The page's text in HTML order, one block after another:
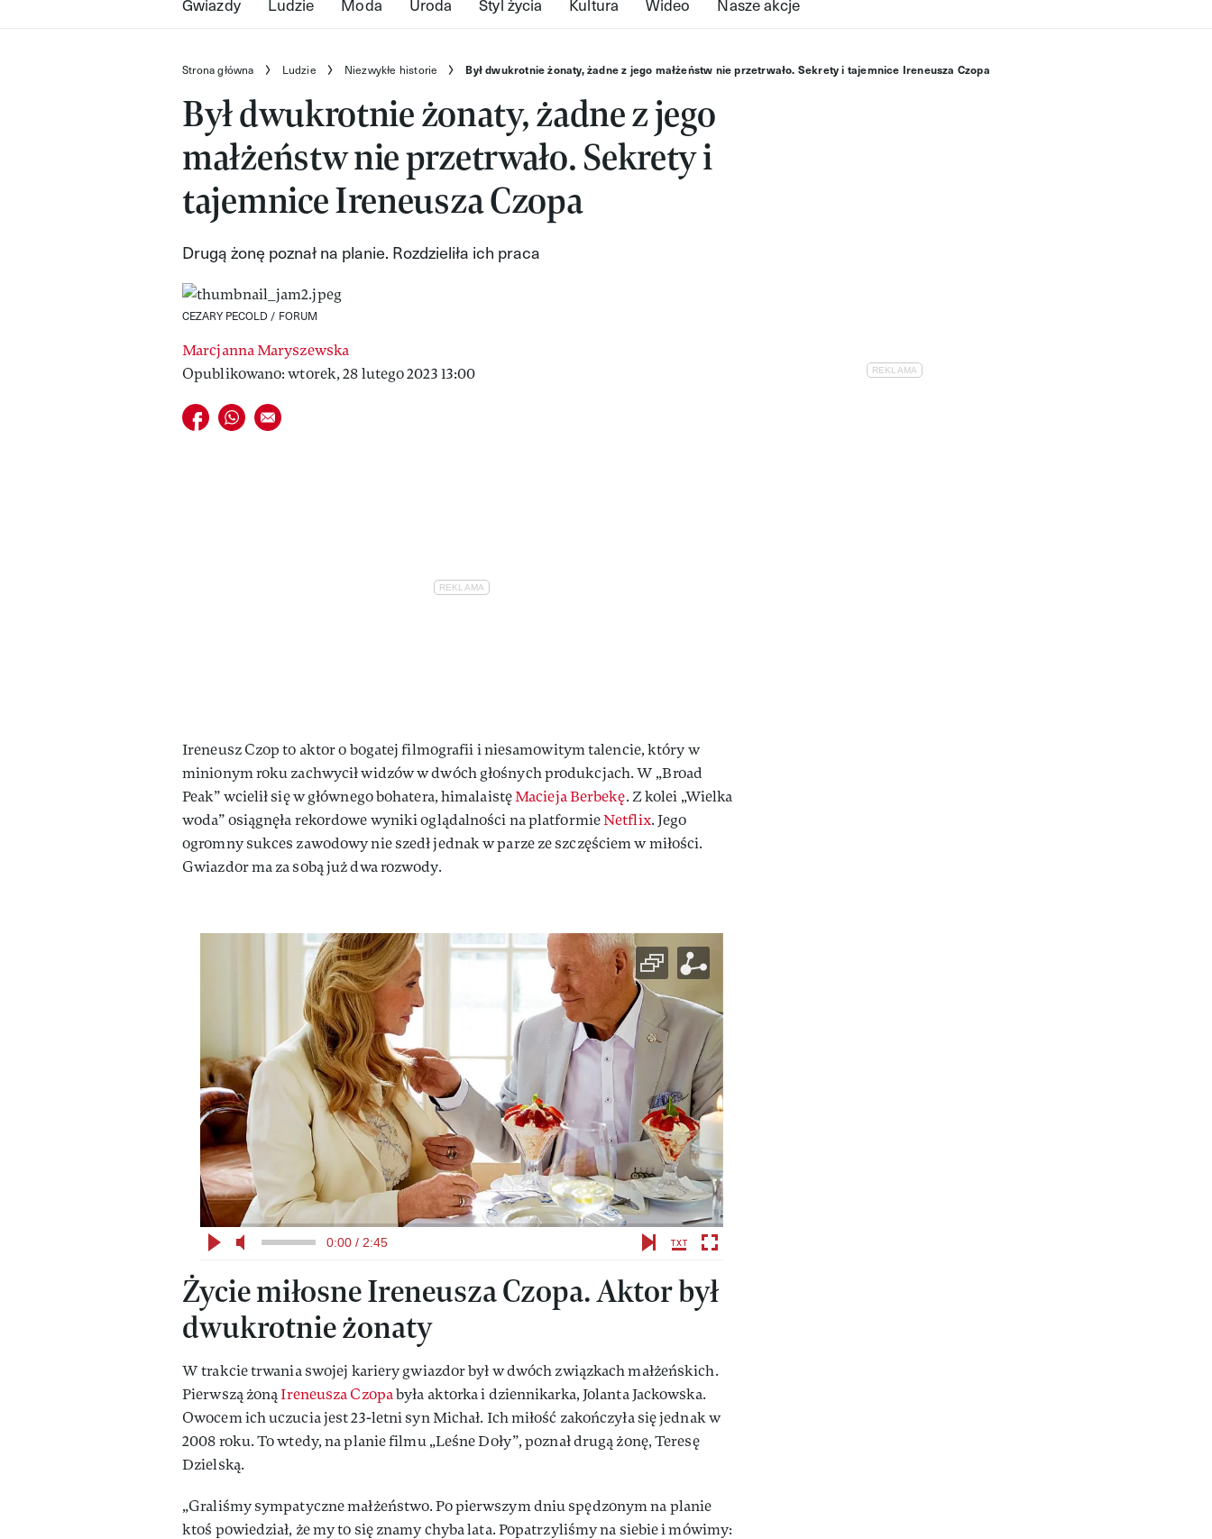
Strona główna Ludzie Niezwykłe historie Był dwukrotnie żonaty, żadne z jego małżeństw nie przetrwało. Sekrety i tajemnice Ireneusza Czopa
Był dwukrotnie żonaty, żadne z jego
małżeństw nie przetrwało. Sekrety i
tajemnice Ireneusza Czopa
Drugą żonę poznał na planie. Rozdzieliła ich praca
CEZARY PECOLD / FORUM
Marcjanna Maryszewska
Opublikowano: wtorek, 28 lutego 2023 13:00
Udostępnij na facebook
Udostępnij na whatsapp
E-mail do przyjaciela
Ireneusz Czop to aktor o bogatej filmografii i niesamowitym talencie, który w
minionym roku zachwycił widzów w dwóch głośnych produkcjach. W „Broad
Peak” wcielił się w głównego bohatera, himalaistęMacieja Berbekę. Z kolei „Wielka
woda” osiągnęła rekordowe wyniki oglądalności na platformieNetflix. Jego
ogromny sukces zawodowy nie szedł jednak w parze ze szczęściem w miłości.
Gwiazdor ma za sobą już dwa rozwody.
0:00 / 2:45
Życie miłosne Ireneusza Czopa. Aktor był
dwukrotnie żonaty
W trakcie trwania swojej kariery gwiazdor był w dwóch związkach małżeńskich.
Pierwszą żonąIreneusza Czopabyła aktorka i dziennikarka, Jolanta Jackowska.
Owocem ich uczucia jest 23-letni syn Michał. Ich miłość zakończyła się jednak w
2008 roku. To wtedy, na planie filmu „Leśne Doły”, poznał drugą żonę, Teresę
Dzielską.
„Graliśmy sympatyczne małżeństwo. Po pierwszym dniu spędzonym na planie
ktoś powiedział, że my to się znamy chyba lata. Popatrzyliśmy na siebie i mówimy: